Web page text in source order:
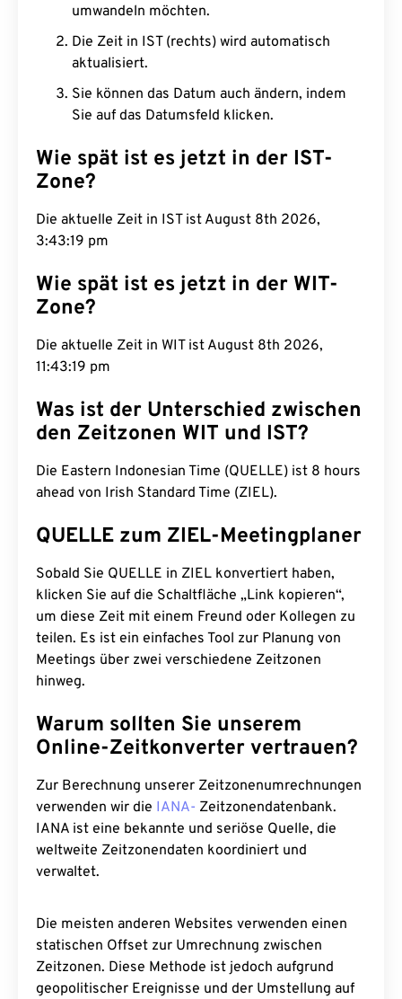
umwandeln möchten.
Die Zeit in IST (rechts) wird automatisch
aktualisiert.
Sie können das Datum auch ändern, indem
Sie auf das Datumsfeld klicken.
Wie spät ist es jetzt in der IST-
Zone?
Die aktuelle Zeit in IST ist August 8th 2026,
3:43:20 pm
Wie spät ist es jetzt in der WIT-
Zone?
Die aktuelle Zeit in WIT ist August 8th 2026,
11:43:20 pm
Was ist der Unterschied zwischen
den Zeitzonen WIT und IST?
Die Eastern Indonesian Time (QUELLE) ist 8 hours
ahead von Irish Standard Time (ZIEL).
QUELLE zum ZIEL-Meetingplaner
Sobald Sie QUELLE in ZIEL konvertiert haben,
klicken Sie auf die Schaltfläche „Link kopieren“,
um diese Zeit mit einem Freund oder Kollegen zu
teilen. Es ist ein einfaches Tool zur Planung von
Meetings über zwei verschiedene Zeitzonen
hinweg.
Warum sollten Sie unserem
Online-Zeitkonverter vertrauen?
Zur Berechnung unserer Zeitzonenumrechnungen
verwenden wir die IANA- Zeitzonendatenbank.
IANA ist eine bekannte und seriöse Quelle, die
weltweite Zeitzonendaten koordiniert und
verwaltet.
Die meisten anderen Websites verwenden einen
statischen Offset zur Umrechnung zwischen
Zeitzonen. Diese Methode ist jedoch aufgrund
geopolitischer Ereignisse und der Umstellung auf